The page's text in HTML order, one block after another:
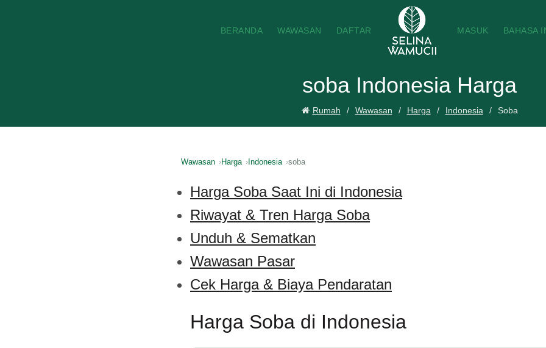
BERANDA WAWASAN DAFTAR MASUK BAHASA
soba Indonesia Harga
Rumah Wawasan Harga Indonesia Soba
Wawasan Harga Indonesia soba
Harga Soba Saat Ini di Indonesia
Riwayat & Tren Harga Soba
Unduh & Sematkan
Wawasan Pasar
Cek Harga & Biaya Pendaratan
Harga Soba di Indonesia